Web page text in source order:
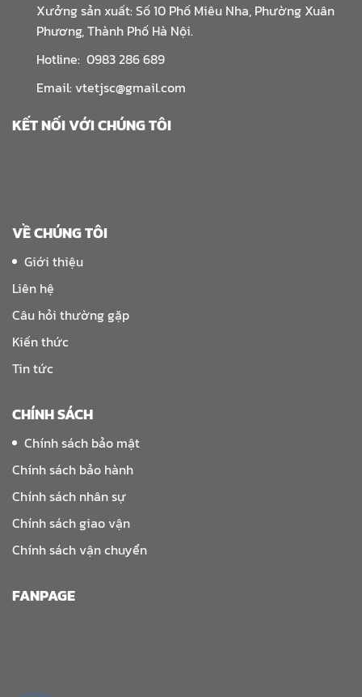
Xưởng sản xuất: Số 10 Phố Miêu Nha, Phường Xuân
Phương, Thành Phố Hà Nội.
Hotline: 0983 286 689
Email: vtetjsc@gmail.com
KẾT NỐI VỚI CHÚNG TÔI
VỀ CHÚNG TÔI
Giới thiệu
Liên hệ
Câu hỏi thường gặp
Kiến thức
Tin tức
CHÍNH SÁCH
Chính sách bảo mật
Chính sách bảo hành
Chính sách nhân sự
Chính sách giao vận
Chính sách vận chuyển
FANPAGE